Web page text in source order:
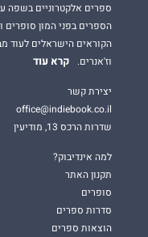
ספרים אלקטרוניים
הספרים בפני המון
הקוראים הישראלים לעוד
וז'אנרים.
קרא עוד
יצירת קשר
office@indiebook.co.il
שדרות הרכס 13, מודיעין
למה אינדיבוק?
תקנון האתר
סופרים
סדרות ספרים
הוצאות ספרים